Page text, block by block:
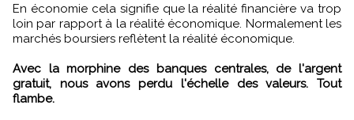
En économie cela signifie que la réalité financière va trop
loin par rapport à la réalité économique. Normalement les
marchés boursiers reflètent la réalité économique.
Avec la morphine des banques centrales, de l'argent
gratuit, nous avons perdu l'échelle des valeurs. Tout
flambe.